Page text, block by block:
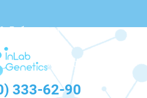
Лабытнанги
до 20:00
Пн-Пт с 10:00 до 20:00
333-62-90